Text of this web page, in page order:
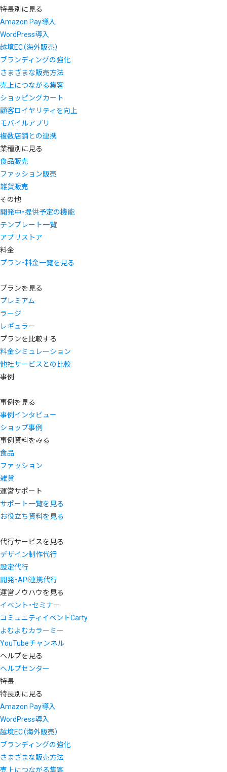
特長別に見る
Amazon Pay導入
WordPress導入
越境EC（海外販売）
ブランディングの強化
さまざまな販売方法
売上につながる集客
ショッピングカート
顧客ロイヤリティを向上
モバイルアプリ
複数店舗との連携
業種別に見る
食品販売
ファッション販売
雑貨販売
その他
開発中・提供予定の機能
テンプレート一覧
アプリストア
料金
プラン・料金一覧を見る
プランを見る
プレミアム
ラージ
レギュラー
プランを比較する
料金シミュレーション
他社サービスとの比較
事例
事例を見る
事例インタビュー
ショップ事例
事例資料をみる
食品
ファッション
雑貨
運営サポート
サポート一覧を見る
お役立ち資料を見る
代行サービスを見る
デザイン制作代行
設定代行
開発・API連携代行
運営ノウハウを見る
イベント・セミナー
コミュニティイベントCarty
よむよむカラーミー
YouTubeチャンネル
ヘルプを見る
ヘルプセンター
特長
特長別に見る
Amazon Pay導入
WordPress導入
越境EC（海外販売）
ブランディングの強化
さまざまな販売方法
売上につながる集客